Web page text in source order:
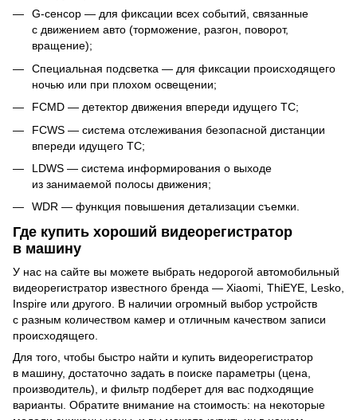
G-сенсор — для фиксации всех событий, связанные
с движением авто (торможение, разгон, поворот,
вращение);
Специальная подсветка — для фиксации происходящего
ночью или при плохом освещении;
FCMD — детектор движения впереди идущего ТС;
FCWS — система отслеживания безопасной дистанции
впереди идущего ТС;
LDWS — система информирования о выходе
из занимаемой полосы движения;
WDR — функция повышения детализации съемки.
Где купить хороший видеорегистратор
в машину
У нас на сайте вы можете выбрать недорогой автомобильный
видеорегистратор известного бренда — Xiaomi, ThiEYE, Lesko,
Inspire или другого. В наличии огромный выбор устройств
с разным количеством камер и отличным качеством записи
происходящего.
Для того, чтобы быстро найти и купить видеорегистратор
в машину, достаточно задать в поиске параметры (цена,
производитель), и фильтр подберет для вас подходящие
варианты. Обратите внимание на стоимость: на некоторые